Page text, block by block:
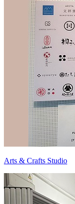
Arts & Crafts Studio